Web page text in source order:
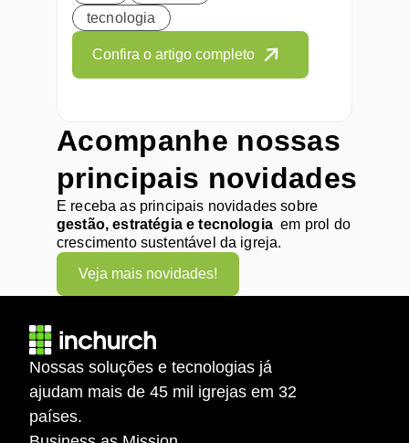
tecnologia
Confira o artigo completo
Acompanhe nossas
principais novidades
gestão, estratégia e tecnologia
  em prol do
crescimento sustentável da igreja.
Veja mais novidades!
Nossas soluções e tecnologias já
ajudam mais de 45 mil igrejas em 32
países.